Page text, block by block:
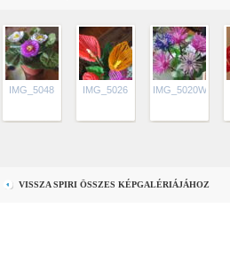
IMG_5048 IMG_5026 IMG_5020Web
VISSZA SPIRI ÖSSZES KÉPGALÉRIÁJÁHOZ